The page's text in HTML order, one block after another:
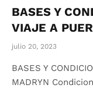
BASES Y
VIAJE A
julio 20, 2023
BASES Y
MADRYN